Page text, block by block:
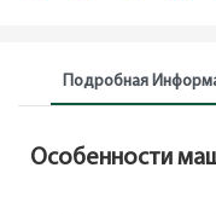
Подробная
Особенности